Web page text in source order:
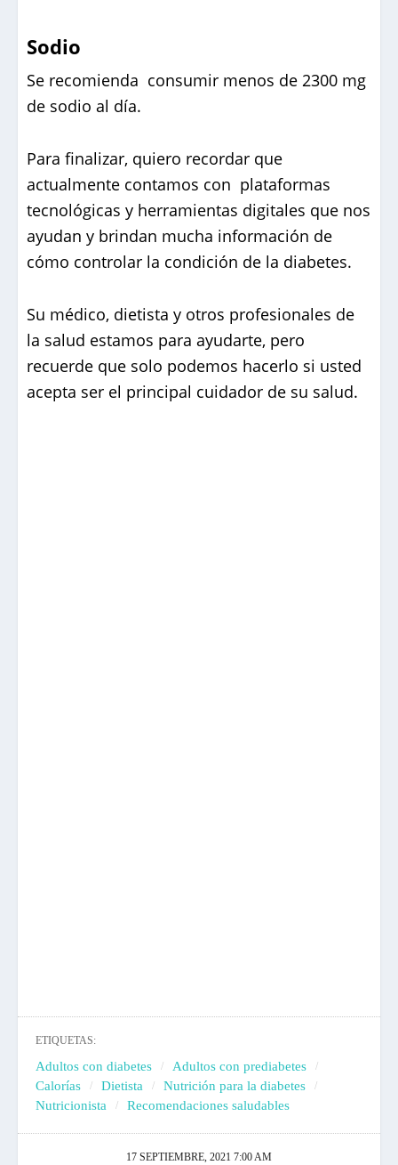
Sodio
Se recomienda consumir menos de 2300 mg
de sodio al día.
Para finalizar, quiero recordar que
actualmente contamos con plataformas
tecnológicas y herramientas digitales que nos
ayudan y brindan mucha información de
cómo controlar la condición de la diabetes.
Su médico, dietista y otros profesionales de
la salud estamos para ayudarte, pero
recuerde que solo podemos hacerlo si usted
acepta ser el principal cuidador de su salud.
ETIQUETAS:
Adultos con diabetes
Adultos con prediabetes
Calorías
Dietista
Nutrición para la diabetes
Nutricionista
Recomendaciones saludables
17 SEPTIEMBRE, 2021 7:00 AM